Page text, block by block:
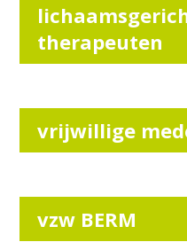
therapeuten
vrijwillige
vzw BERM